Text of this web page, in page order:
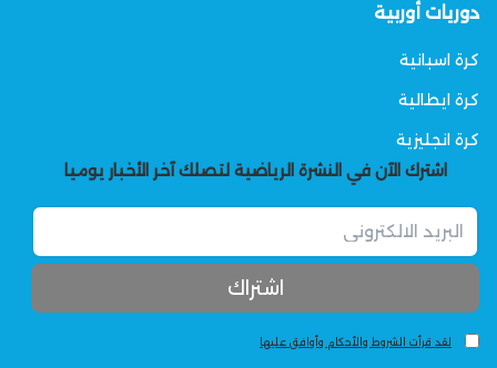
دوريات أوربية
كرة اسبانية
كرة ايطالية
كرة انجليزية
اشترك الآن في النشرة الرياضية لتصلك آخر الأخبار يوميا
لقد قرأت الشروط والأحكام وأوافق عليها